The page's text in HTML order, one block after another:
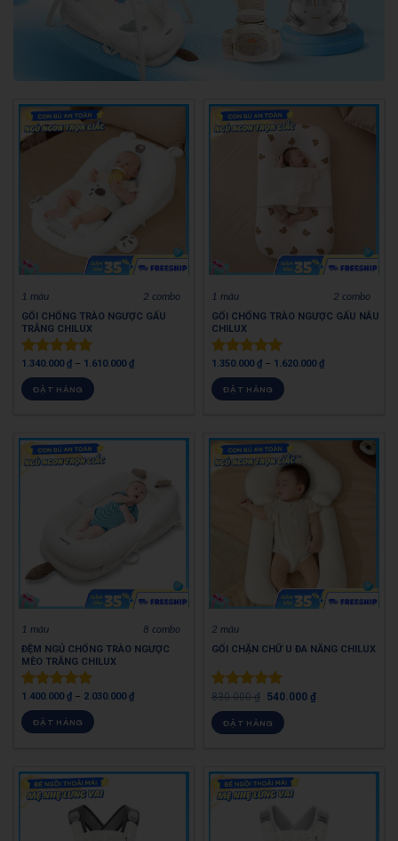
1 màu 2 combo
GỐI CHỐNG TRÀO NGƯỢC GẤU
TRẮNG CHILUX
Được xếp
hạng5.00
5 sao
1.340.000₫ – 1.610.000₫
ĐẶT HÀNG
1 màu 2 combo
GỐI CHỐNG TRÀO NGƯỢC GẤU NÂU
CHILUX
Được xếp
hạng5.00
5 sao
1.350.000₫ – 1.620.000₫
ĐẶT HÀNG
1 màu 8 combo
ĐỆM NGỦ CHỐNG TRÀO NGƯỢC
MÈO TRẮNG CHILUX
Được xếp
hạng5.00
5 sao
1.400.000₫ – 2.030.000₫
ĐẶT HÀNG
2 màu
GỐI CHẶN CHỮ U ĐA NĂNG CHILUX
Được xếp
hạng5.00
5 sao
830.000₫ 540.000 ₫
ĐẶT HÀNG